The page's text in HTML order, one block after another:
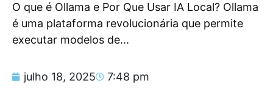
O que é Ollama e Por Que Usar IA Local? Ollama
é uma plataforma revolucionária que permite
executar modelos de...
julho 18, 2025 7:48 pm